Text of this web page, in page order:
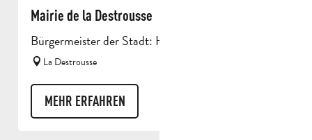
Mairie de la Destrousse
Bürgermeister der Stadt: Herr Michel Lan.
La Destrousse
MEHR ERFAHREN